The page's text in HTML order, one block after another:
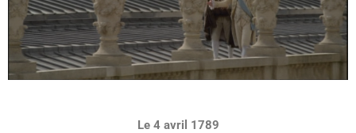
Le 4 avril 1789